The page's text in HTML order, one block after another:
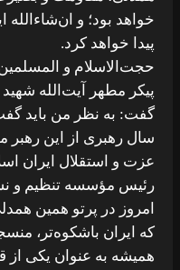
خواهد بود؛ و ان‌شاءالله
پیدا خواهد کرد.
حجت‌الاسلام و
پیکر مطهر آیت‌الله شهید
سال رهبری از این رهبر
عزت و استقلال ایران
رئیس مؤسسه تنظیم و
امروز در پرتو همین
که ایران باشکوه‌تر،
همیشه به عنوان یکی